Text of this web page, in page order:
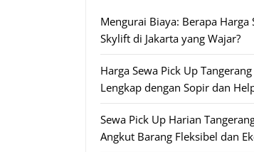
Mengurai Biaya: Berapa Harga
Skylift di Jakarta yang Wajar?
Harga Sewa Pick Up
Lengkap dengan Sopir dan
Sewa Pick Up Harian
Angkut Barang Fleksibel dan